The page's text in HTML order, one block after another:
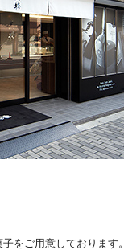
をご用意しております。